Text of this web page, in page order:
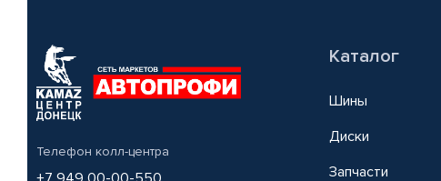
Телефон колл-центра
Каталог
Шины
Диски
Запчасти